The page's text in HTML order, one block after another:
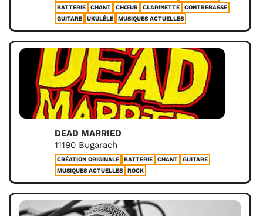
BATTERIE
CHANT CHŒUR CLARINETTE
CONTREBASSE
GUITARE
UKULÉLÉ MUSIQUES ACTUELLES
DEAD MARRIED
11190 Bugarach
CRÉATION ORIGINALE BATTERIE CHANT
GUITARE
MUSIQUES ACTUELLES
ROCK